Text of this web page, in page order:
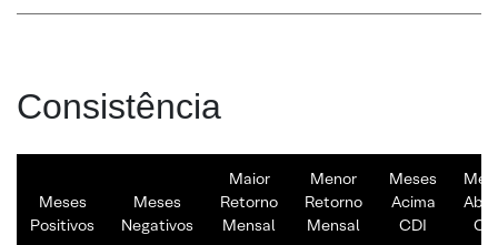
Consistência
Meses
Positivos
Meses
Negativos
Maior
Retorno
Mensal
Menor
Retorno
Mensal
Meses
Acima
CDI